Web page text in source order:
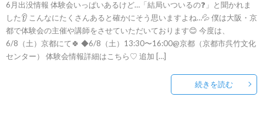
6月出没情報 体験会いっぱいあるけど…「結局いついるの❓」と聞かれま
した👂 こんなにたくさんあると確かにそう思いますよね…💦 僕は大阪・京
都で体験会の主催や講師をさせていただいております😊 今度は、
6/8（土）京都にて🍀 ◆6/8（土）13:30〜16:00@京都（京都市呉竹文化
センター） 体験会情報詳細はこちら♡ 追加 […]
続きを読む